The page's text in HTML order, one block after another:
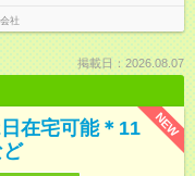
社
掲載日：2026.08.07
NEW
在宅可能＊11